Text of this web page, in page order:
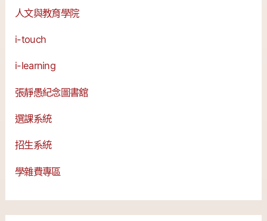
人文與教育學院
i-touch
i-learning
張靜愚紀念圖書舘
選課系統
招生系統
學雜費專區